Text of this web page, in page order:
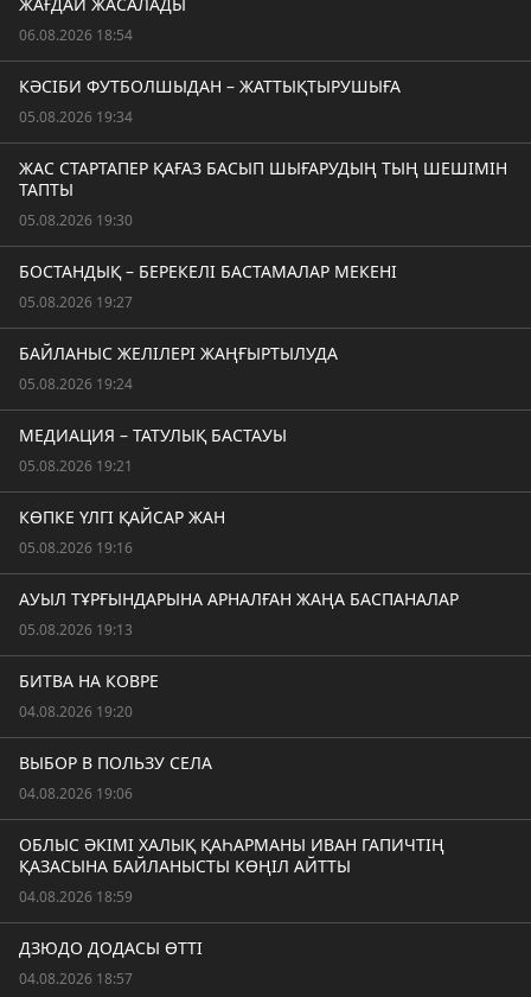
06.08.2026 18:54
КӘСІБИ ФУТБОЛШЫДАН – ЖАТТЫҚТЫРУШЫҒА
05.08.2026 19:34
ЖАС СТАРТАПЕР ҚАҒАЗ БАСЫП ШЫҒАРУДЫҢ ТЫҢ ШЕШІМІН
ТАПТЫ
05.08.2026 19:30
БОСТАНДЫҚ – БЕРЕКЕЛІ БАСТАМАЛАР МЕКЕНІ
05.08.2026 19:27
БАЙЛАНЫС ЖЕЛІЛЕРІ ЖАҢҒЫРТЫЛУДА
05.08.2026 19:24
МЕДИАЦИЯ – ТАТУЛЫҚ БАСТАУЫ
05.08.2026 19:21
КӨПКЕ ҮЛГІ ҚАЙСАР ЖАН
05.08.2026 19:16
АУЫЛ ТҰРҒЫНДАРЫНА АРНАЛҒАН ЖАҢА БАСПАНАЛАР
05.08.2026 19:13
БИТВА НА КОВРЕ
04.08.2026 19:20
ВЫБОР В ПОЛЬЗУ СЕЛА
04.08.2026 19:06
ОБЛЫС ӘКІМІ ХАЛЫҚ ҚАҺАРМАНЫ ИВАН ГАПИЧТІҢ
ҚАЗАСЫНА БАЙЛАНЫСТЫ КӨҢІЛ АЙТТЫ
04.08.2026 18:59
ДЗЮДО ДОДАСЫ ӨТТІ
04.08.2026 18:57